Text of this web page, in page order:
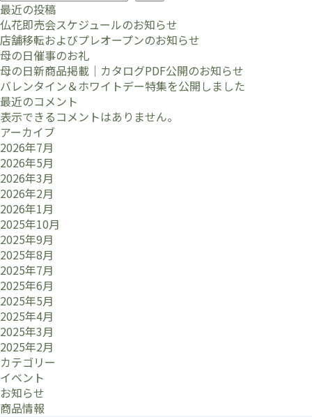
最近の投稿
仏花即売会スケジュールのお知らせ
店舗移転およびプレオープンのお知らせ
母の日催事のお礼
母の日新商品掲載｜カタログPDF公開のお知らせ
バレンタイン＆ホワイトデー特集を公開しました
最近のコメント
表示できるコメントはありません。
アーカイブ
2026年7月
2026年5月
2026年3月
2026年2月
2026年1月
2025年10月
2025年9月
2025年8月
2025年7月
2025年6月
2025年5月
2025年4月
2025年3月
2025年2月
カテゴリー
イベント
お知らせ
商品情報